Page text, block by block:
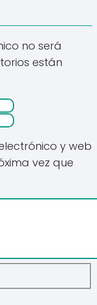
no será
están
y web
vez que